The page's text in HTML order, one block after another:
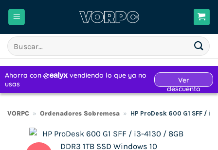
Buscar
por:
VORPC » Ordenadores Sobremesa » HP ProDesk 600 G1 SFF /